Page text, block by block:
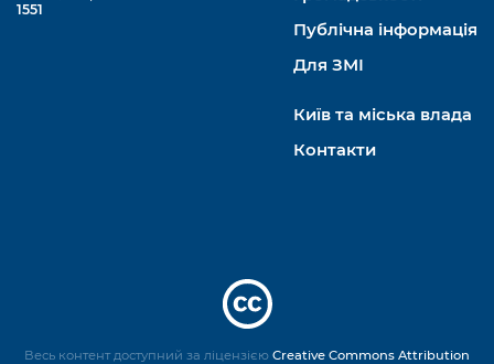
1551
Публічна інформація
Для ЗМІ
Київ та міська влада
Контакти
Весь контент доступний за ліцензією Creative Commons Attribution